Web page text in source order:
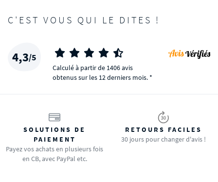
C'EST VOUS QUI LE DITES !
4,3/5
Calculé à partir de 1406 avis
obtenus sur les 12 derniers mois. *
SOLUTIONS DE
PAIEMENT
Payez vos achats en plusieurs fois
en CB, avec PayPal etc.
RETOURS FACILES
30 jours pour changer d'avis !